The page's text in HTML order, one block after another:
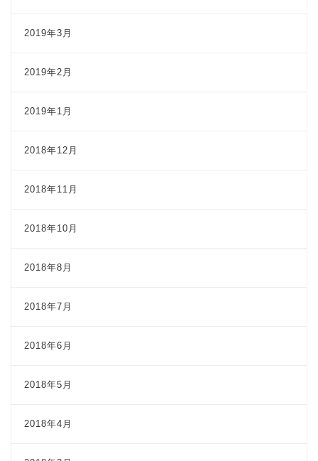
2019年3月
2019年2月
2019年1月
2018年12月
2018年11月
2018年10月
2018年8月
2018年7月
2018年6月
2018年5月
2018年4月